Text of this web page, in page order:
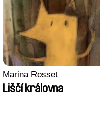
Marina Rosset
Liščí královna